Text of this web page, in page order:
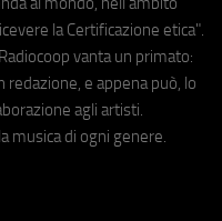
la Certificazione etica".
vanta un primato:
e appena può, lo
agli artisti.
musica di ogni genere.